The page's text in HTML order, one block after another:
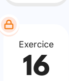
Exercice
16